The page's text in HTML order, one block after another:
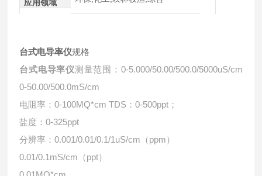
应用领域
台式电导率仪规格
台式电导率仪测量范围：0-5.000/50.00/500.0/5000uS/cm
0-50.00/500.0mS/cm
电阻率：0-100MQ*cm TDS：0-500ppt；
盐度：0-325ppt
分辨率：0.001/0.01/0.1/1uS/cm（ppm）
0.01/0.1mS/cm（ppt）